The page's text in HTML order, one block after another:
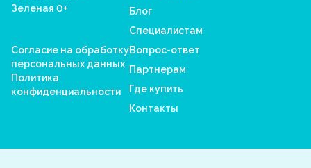
Зеленая 0+
Согласие на обработку
персональных данных
Политика
конфиденциальности
Блог
Специалистам
Вопрос-ответ
Партнерам
Где купить
Контакты